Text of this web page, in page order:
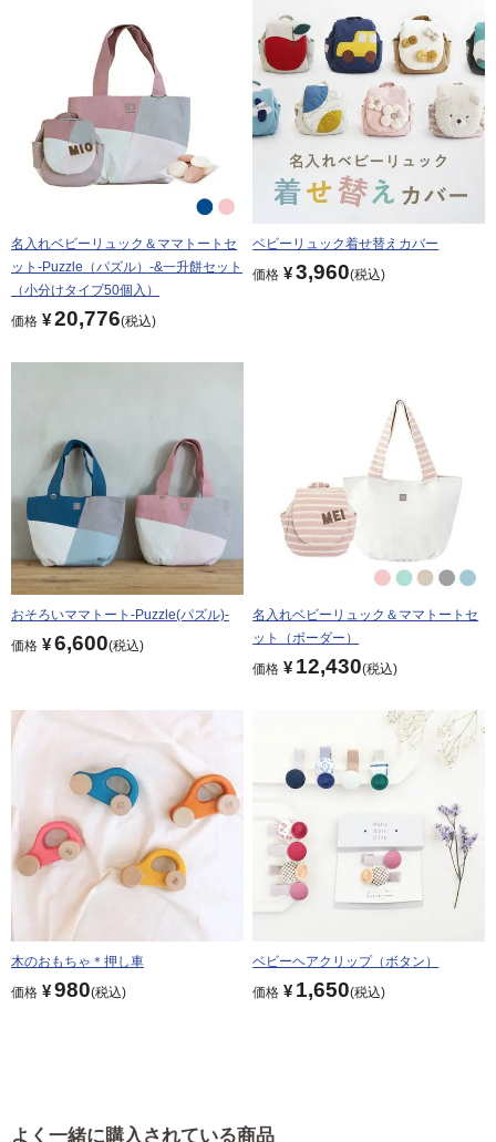
名入れベビーリュック＆ママトートセ
ット-Puzzle（パズル）-&一升餅セット
（小分けタイプ50個入）
価格 ¥20,776 税込
ベビーリュック着せ替えカバー
価格 ¥3,960 税込
おそろいママトート-Puzzle(パズル)-
価格 ¥6,600 税込
名入れベビーリュック＆ママトートセ
ット（ボーダー）
価格 ¥ 12,430 税込
木のおもちゃ＊押し車
価格 ¥980 税込
ベビーヘアクリップ（ボタン）
価格 ¥ 1,650 税込
よく一緒に購入されている商品